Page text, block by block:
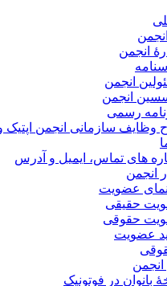
انجمن
انجمن
انجمن
رسمی
سازمانی انجمن اپتیک و
های تماس، ایمیل و آدرس
عضویت
حقیقی
حقوقی
عضویت
در فوتونیک